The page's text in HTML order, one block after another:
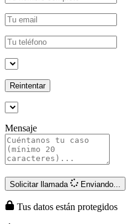
Reintentar
Mensaje
Solicitar llamada Enviando...
Tus datos están protegidos